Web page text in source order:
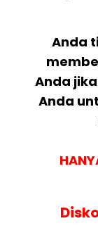
Anda
Anda
Anda